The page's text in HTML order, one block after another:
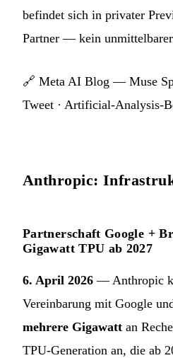
befindet sich in privater
Partner — kein
🔗 Meta AI Blog — Muse
Tweet · Artificial-Analysis-
Anthropic:
Partnerschaft Google +
Gigawatt TPU ab 2027
6. April 2026 — Anthropic
Vereinbarung mit Google
mehrere Gigawatt an
TPU-Generation an, die ab